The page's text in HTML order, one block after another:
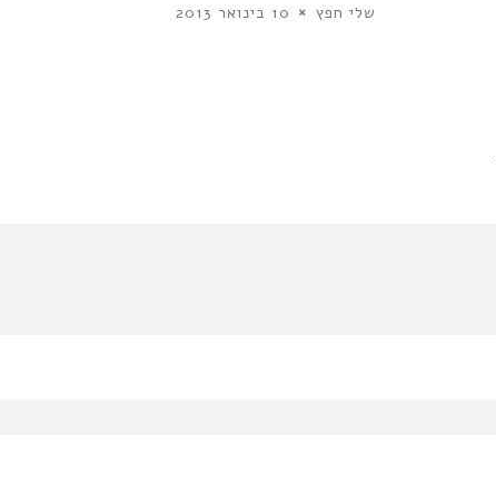
שלי חפץ 10 בינואר 2013